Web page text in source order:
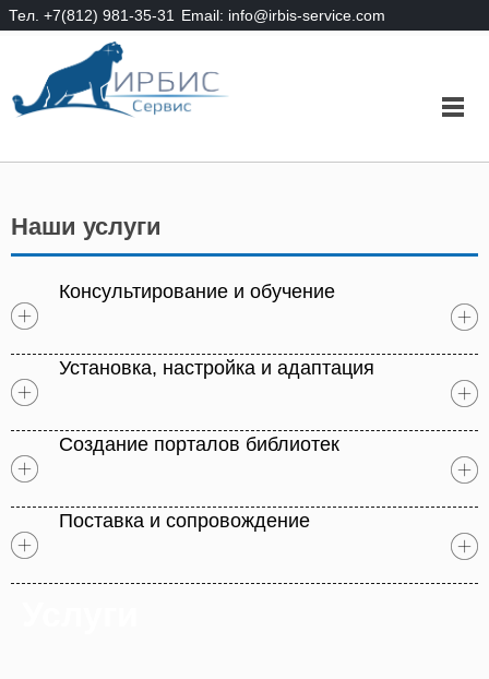
Тел. +7(812) 981-35-31 Email: info@irbis-service.com
Наши услуги
Консультирование и обучение
Установка, настройка и адаптация
Создание порталов библиотек
Поставка и сопровождение